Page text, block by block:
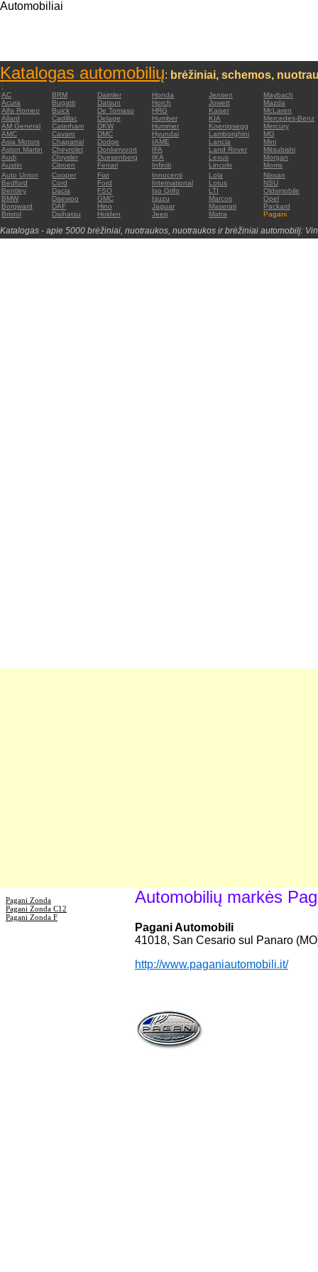
Automobiliai
Katalogas automobilių: brėžiniai, schemos,
:
AC
BRM Daimler Honda Jensen
Maybach
Acura
Bugatti Datsun Horch Jowett
Mazda
Alfa Romeo
Buick De Tomaso HRG Kaiser
McLaren
Allard
Cadillac Delage Humber KIA
Mercedes-Benz
AM General
Caterham DKW Hummer Koenigsegg
Mercury
AMC
Cavaro DMC Hyundai Lamborghini
MG
Asia Motors
Chaparral Dodge IAME Lancia
Mini
Aston Martin
Chevrolet Donkervoort IFA Land Rover
Mitsubishi
Audi
Chrysler Duesenberg IKA Lexus
Morgan
Austin
Citroen Ferrari Infiniti Lincoln
Morris
Auto Union
Cooper Fiat Innocenti Lola
Nissan
Bedford
Cord Ford International Lotus
NSU
Bentley
Dacia FSO Iso Grifo LTI
Oldsmobile
BMW
Daewoo GMC Isuzu Marcos
Opel
Borgward
DAF Hino Jaguar Maserati
Packard
Bristol
Daihatsu Holden Jeep Matra Pagani
Katalogas - apie 5000 brėžiniai, nuotraukos, nuotraukos ir brėžiniai automobilį:
Pagani Zonda
Pagani Zonda C12
Pagani Zonda F
Automobilių markės
Pagani Automobili
41018, San Cesario sul Panaro
http://www.paganiautomobili.it/